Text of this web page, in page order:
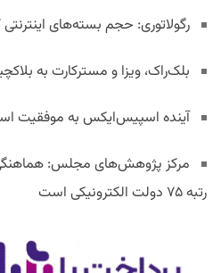
رگولاتوری: حجم بسته‌های
بلک‌راک، ویزا و مسترکارت به
آینده اسپیس‌ایکس به موفقیت
مرکز پژوهش‌های مجلس:
رتبه ۷۵ دولت الکترونیکی است